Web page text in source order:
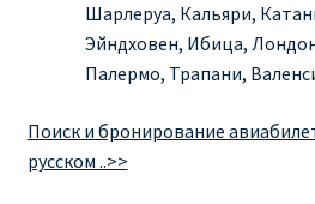
Шарлеруа, Кальяри,
Эйндховен, Ибица,
Палермо, Трапани,
Поиск и бронирование
русском ..>>